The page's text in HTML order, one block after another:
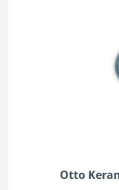
Otto